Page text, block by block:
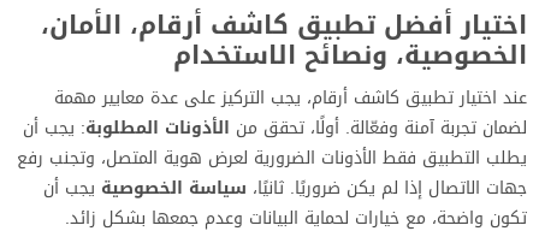
اختيار أفضل تطبيق كاشف أرقام، الأمان،
الخصوصية، ونصائح الاستخدام
عند اختيار تطبيق كاشف أرقام، يجب التركيز على عدة معايير مهمة
لضمان تجربة آمنة وفعّالة. أولًا، تحقق من الأذونات المطلوبة: يجب أن
يطلب التطبيق فقط الأذونات الضرورية لعرض هوية المتصل، وتجنب رفع
جهات الاتصال إذا لم يكن ضروريًا. ثانيًا، سياسة الخصوصية يجب أن
تكون واضحة، مع خيارات لحماية البيانات وعدم جمعها بشكل زائد.